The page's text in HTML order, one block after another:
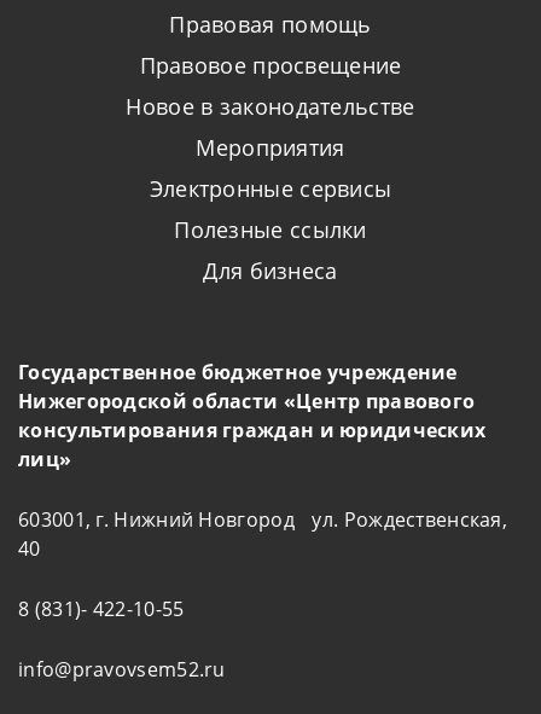
Правовая помощь
Правовое просвещение
Новое в законодательстве
Мероприятия
Электронные сервисы
Полезные ссылки
Для бизнеса
Государственное бюджетное учреждение
Нижегородской области «Центр правового
консультирования граждан и юридических
лиц»
603001, г. Нижний Новгород ул. Рождественская,
40
8 (831)- 422-10-55
info@pravovsem52.ru